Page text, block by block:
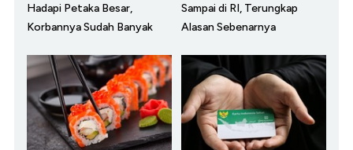
Hadapi Petaka Besar,
Korbannya Sudah Banyak
Sampai di RI, Terungkap
Alasan Sebenarnya